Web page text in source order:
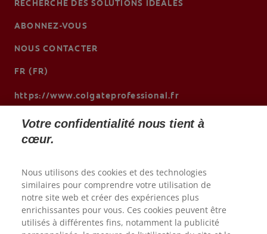
RECHERCHE DES SOLUTIONS IDÉALES
ABONNEZ-VOUS
NOUS CONTACTER
FR (FR)
https://www.colgateprofessional.fr
Votre confidentialité nous tient à
cœur.
Nous utilisons des cookies et des technologies
similaires pour comprendre votre utilisation de
notre site web et créer des expériences plus
enrichissantes pour vous. Ces cookies peuvent être
utilisés à différentes fins, notamment la publicité